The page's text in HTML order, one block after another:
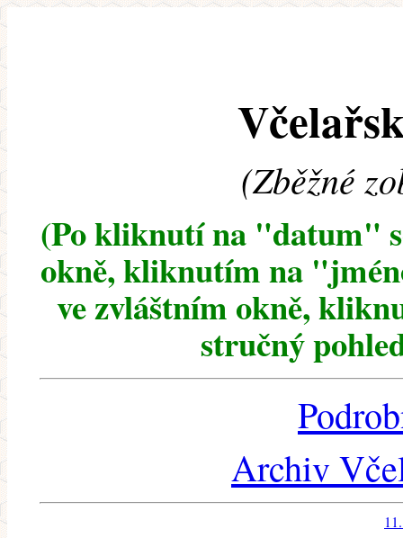
(Zběžné
(Po kliknutí na "datum"
okně, kliknutím na
ve zvláštním okně,
stručný
Archiv